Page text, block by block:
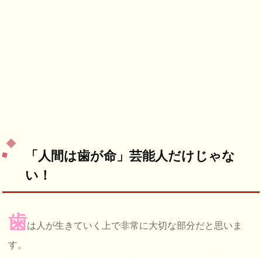
「人間は歯が命」芸能人だけじゃな
い！
歯は人が生きていく上で非常に大切な部分だと思いま
す。